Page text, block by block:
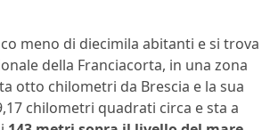
meno di diecimila abitanti e si trova
della Franciacorta, in una zona
otto chilometri da Brescia e la sua
chilometri quadrati circa e sta a